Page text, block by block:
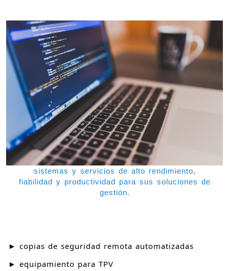
sistemas y servicios de alto rendimiento,
fiabilidad y productividad para sus soluciones de
gestión.
► copias de seguridad remota automatizadas
► equipamiento para TPV